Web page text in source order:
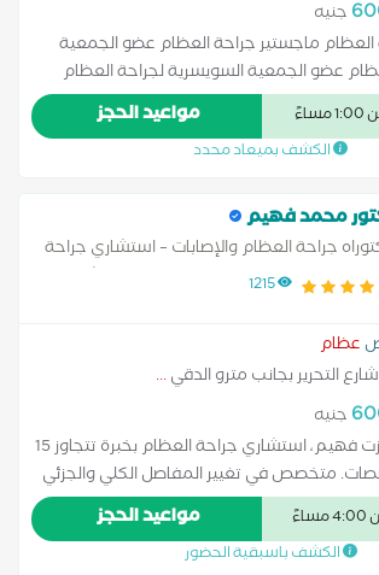
جنيه
العظام ماجستير جراحة العظام عضو الجمعية
عضو الجمعية السويسرية لجراحة العظام
العلاجية بدون جراحة او بواسطة الجراحة:
الكسور علاج آلام وإلتهابات الأوتار بدون
بواسطة التردد الحرارى علاج آلام
العمود الفقري خشونة الفقرات بدون جراحة
جراحيا وبالمنظار علاج خشونة المفاصل
بمفاصل صناعية كاملة الطب الرياضي وإصابات
الصليبي و اصابه الكتف بالمنظار علاج
علاج آلام الكتف وقطع أوتار الكتف والخلع
عظام الأطفال (الفلات فوت، تشوهات العظام)
العظمية علاج آلام القدم والكاحل
مواعيد الحجز
الكشف بميعاد محدد
محمد فهيم
جراحة العظام والإصابات – استشاري جراحة
والمفاصل والمناظير – خبير علاج خشونة
العظام
1215
عظام
التحرير بجانب مترو الدقي...
جنيه
الدكتور محمد عزت فهيم، استشاري جراحة العظام بخبرة تتجاوز 15
متخصص في تغيير المفاصل الكلي والجزئي
بالإضافة إلى جراحات مناظير المفاصل وعلاج
الصليبي. ​يقدم الدكتور فهيم خدمات
الجذعية للعظام، علاج خشونة المفاصل،
مواعيد الحجز
الكشف باسبقية الحضور